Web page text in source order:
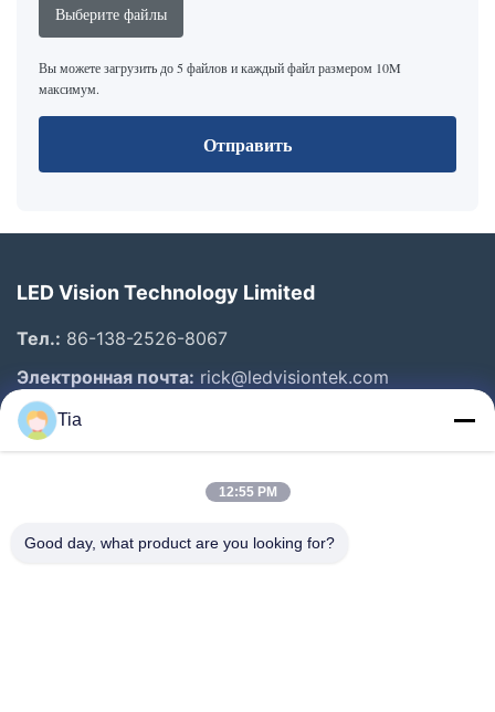
Выберите файлы
Вы можете загрузить до 5 файлов и каждый файл размером 10M
максимум.
Отправить
LED Vision Technology Limited
Тел.: 86-138-2526-8067
Электронная почта: rick@ledvisiontek.com
Быстрые Ссылки
Продукты
Tia
12:55 PM
Good day, what product are you looking for?